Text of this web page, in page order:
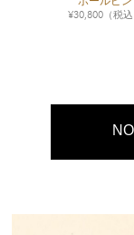
¥30,800（税込